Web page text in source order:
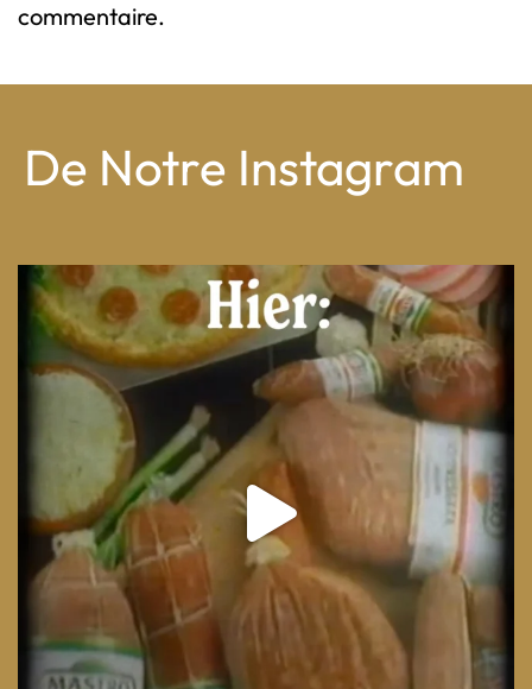
commentaire.
De Notre Instagram
From wood-paneled basements to candlelit condo...
8 0